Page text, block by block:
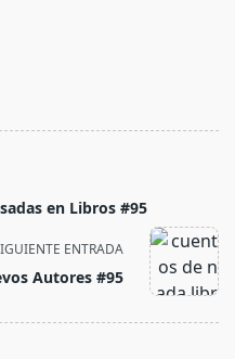
en Libros #95
ENTRADA
Autores #95